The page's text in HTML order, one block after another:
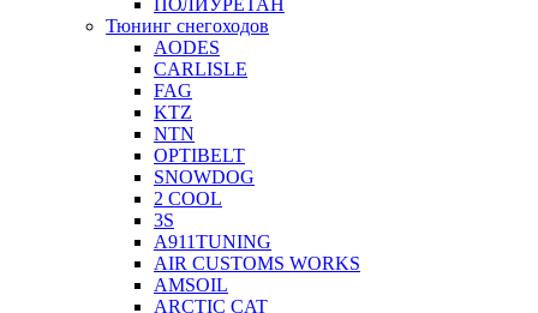
ПОЛИУРЕТАН
Тюнинг снегоходов
AODES
CARLISLE
FAG
KTZ
NTN
OPTIBELT
SNOWDOG
2 СOOL
3S
A911TUNING
AIR CUSTOMS WORKS
AMSOIL
ARCTIC CAT